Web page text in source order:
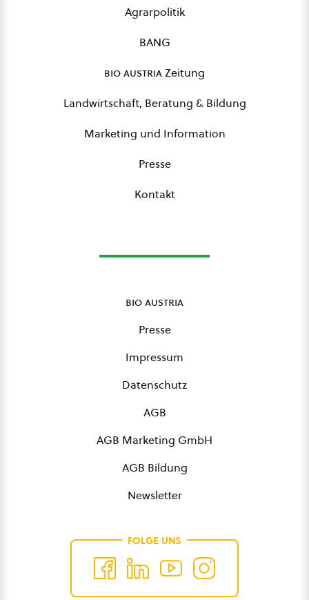
Agrarpolitik
BANG
bio austriaZeitung
Landwirtschaft, Beratung & Bildung
Marketing und Information
Presse
Kontakt
bio austria
Presse
Impressum
Datenschutz
AGB
AGB Marketing GmbH
AGB Bildung
Newsletter
FOLGE UNS